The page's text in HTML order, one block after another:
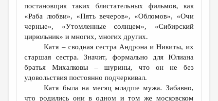
постановщик таких блистательных фильмов, как
«Раба любви», «Пять вечеров», «Обломов», «Очи
черные», «Утомленные солнцем», «Сибирский
цирюльник» и многих, многих других.
Катя – сводная сестра Андрона и Никиты, их
старшая сестра. Значит, формально для Юлиана
братья Михалковы – шурины, что он не без
удовольствия постоянно подчеркивал.
Катя была на месяц младше мужа. Забавно,
что родились они в одном и том же московском